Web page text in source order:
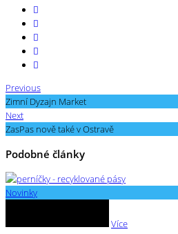
Previous
Zimní Dyzajn Market
Next
ZasPas nově také v Ostravě
Podobné články
Novinky
Více